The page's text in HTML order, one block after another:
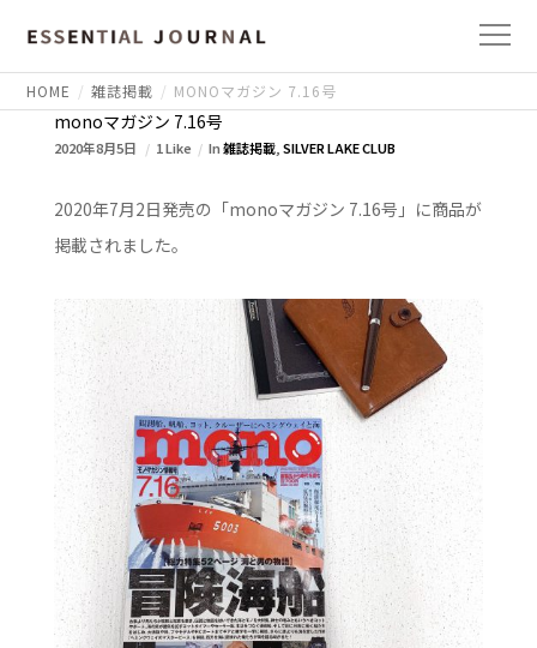
HOME 雑誌掲載 MONOマガジン 7.16号
monoマガジン 7.16号
2020年8月5日 1 Like In雑誌掲載, SILVER LAKE CLUB
2020年7月2日発売の「monoマガジン 7.16号」に商品が
掲載されました。